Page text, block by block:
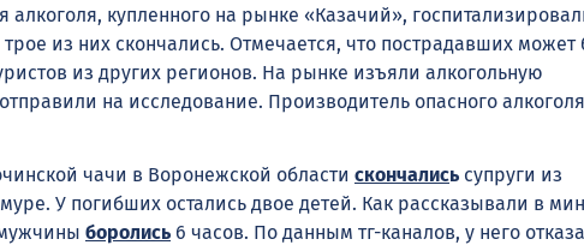
алкоголя, купленного на рынке «Казачий»,
трое из них скончались. Отмечается, что пострадавших может
из других регионов. На рынке изъяли алкогольную
на исследование. Производитель опасного алкоголя
чачи в Воронежской области скончались супруги из
У погибших остались двое детей. Как рассказывали в
боролись 6 часов. По данным тг-каналов, у него